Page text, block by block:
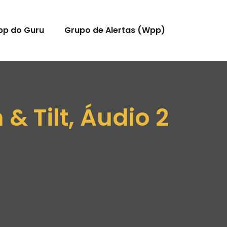
do Guru Grupo de Alertas (Wpp)
Tilt, Áudio 2